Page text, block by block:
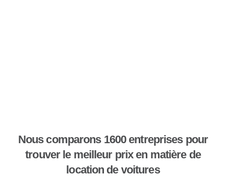
Nous comparons 1600 entreprises pour
trouver le meilleur prix en matière de
location de voitures